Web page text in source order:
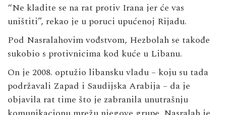
“Ne kladite se na rat protiv Irana jer će vas
uništiti”, rekao je u poruci upućenoj Rijadu.
Pod Nasralahovim vođstvom, Hezbolah se takođe
sukobio s protivnicima kod kuće u Libanu.
On je 2008. optužio libansku vladu – koju su tada
podržavali Zapad i Saudijska Arabija – da je
objavila rat time što je zabranila unutrašnju